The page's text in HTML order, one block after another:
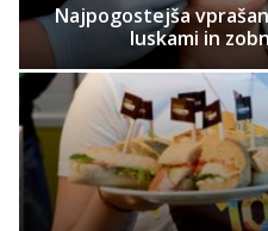
Najpogostejša
luskami in